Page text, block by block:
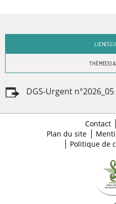
LIEN(S)
THÈME(S)
DGS-Urgent n°2026_05
Contact
Plan du site
Politique de